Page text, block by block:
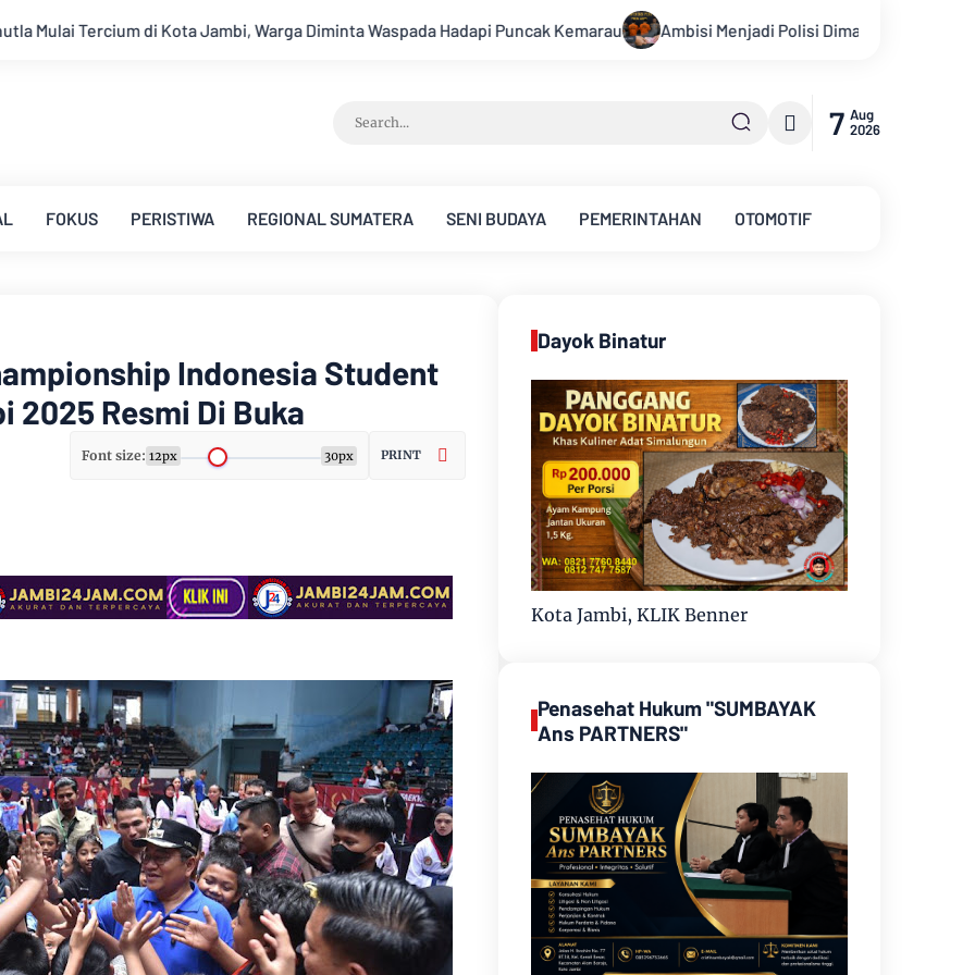
Diminta Waspada Hadapi Puncak Kemarau Ambisi Menjadi Polisi Dimanfaatkan Oknum, Dua Anggota Polda Jambi
7 Aug
2026
FOKUS PERISTIWA REGIONAL SUMATERA SENI BUDAYA PEMERINTAHAN OTOMOTIF
Indonesia Student
2025 Resmi Di Buka
Font size: 12px 30px PRINT
Dayok Binatur
Kota Jambi, KLIK Benner
Penasehat Hukum "SUMBAYAK
Ans PARTNERS"